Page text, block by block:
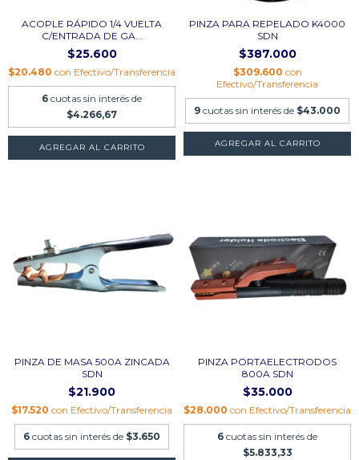
ACOPLE RÁPIDO 1/4 VUELTA
C/ENTRADA DE GA...
$25.600
$20.480 con Efectivo/Transferencia
6 cuotas sin interés de
$4.266,67
PINZA PARA REPELADO K4000
SDN
$387.000
$309.600 con
Efectivo/Transferencia
9 cuotas sin interés de $43.000
PINZA DE MASA 500A ZINCADA
SDN
$21.900
$17.520 con Efectivo/Transferencia
6 cuotas sin interés de $3.650
PINZA PORTAELECTRODOS
800A SDN
$35.000
$28.000 con Efectivo/Transferencia
6 cuotas sin interés de
$5.833,33